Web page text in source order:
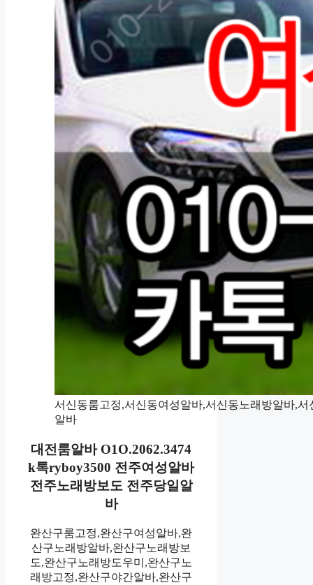
서신동룸고정,서신동여성알바,서신동노래방알바,
알바
대전룸알바 O1O.2062.3474
k톡ryboy3500 전주여성알바
전주노래방보도 전주당일알
바
완산구룸고정,완산구여성알바,완
산구노래방알바,완산구노래방보
도,완산구노래방도우미,완산구노
래방고정,완산구야간알바,완산구